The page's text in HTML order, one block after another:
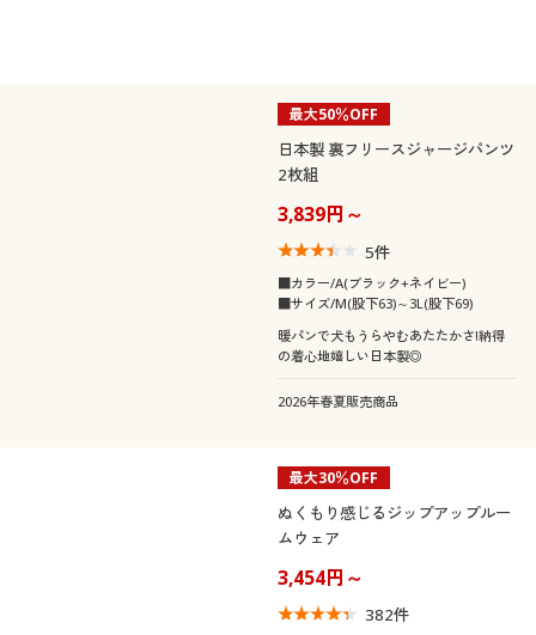
最大50％OFF
日本製 裏フリースジャージパンツ
2枚組
3,839円～
5件
■カラー/A(ブラック+ネイビー)
■サイズ/M(股下63)～3L(股下69)
暖パンで犬もうらやむあたたかさ!納得
の着心地嬉しい日本製◎
2026年春夏販売商品
最大30％OFF
ぬくもり感じるジップアップルー
ムウェア
3,454円～
382件